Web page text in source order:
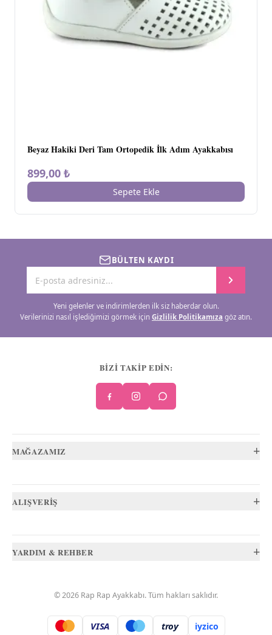
Beyaz Hakiki Deri Tam Ortopedik İlk Adım Ayakkabısı
899,00 ₺
Sepete Ekle
BÜLTEN KAYDI
Yeni gelenler ve indirimlerden ilk siz haberdar olun.
Verilerinizi nasıl işlediğimizi görmek için Gizlilik Politikamıza göz atın.
BİZİ TAKİP EDİN:
MAĞAZAMIZ +
ALIŞVERİŞ +
YARDIM & REHBER +
©2026 Rap Rap Ayakkabı. Tüm hakları saklıdır.
VISA troy. iyzico